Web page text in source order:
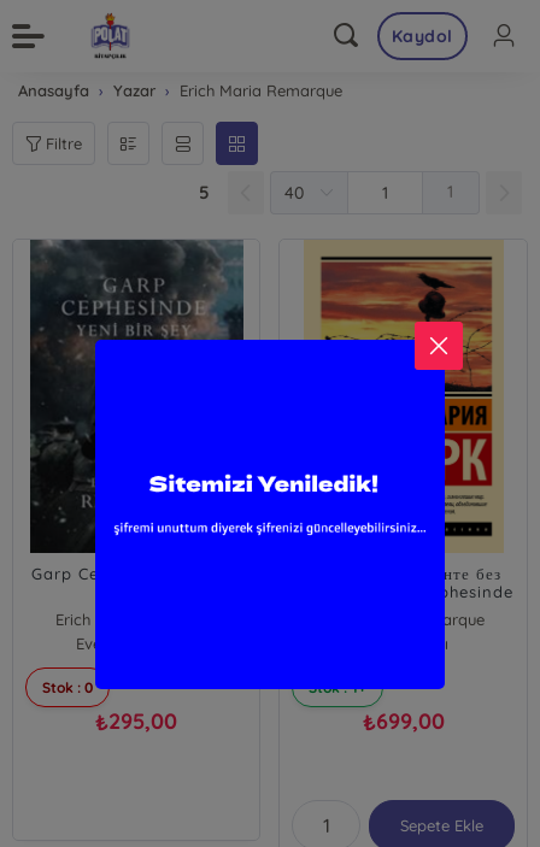
Kaydol
Anasayfa Yazar Erich Maria Remarque
Filtre
5 1
Garp Cephesinde Yeni Bir
Erich Maria Remarque
Everest Yayınları
Stok : 0
₺295,00
На Западном фронте без
перемен - Batı Cephesinde
Erich Maria Remarque
Ast Yayınları
Stok : 1+
₺699,00
Sepete Ekle